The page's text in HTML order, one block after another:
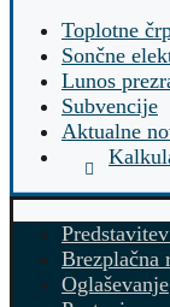
Toplotne
Sončne
Lunos
Subvencije
Aktualne
Brezplačna
Oglaševanje